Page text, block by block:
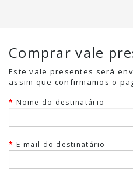
Comprar vale
Este vale presentes será
assim que confirmamos o
Nome do destinatário
E-mail do destinatário